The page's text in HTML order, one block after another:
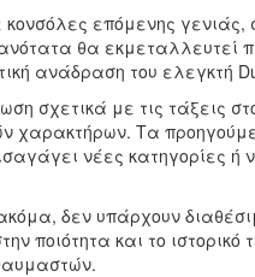
επόμενης
θα εκμεταλλευτεί
ανάδραση του ελεγκτή
σχετικά με τις
χαρακτήρων. Τα
νέες κατηγορίες
δεν υπάρχουν
ποιότητα και το